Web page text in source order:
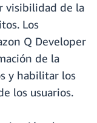
visibilidad de la
Los
Q Developer
de la
y habilitar los
los usuarios.